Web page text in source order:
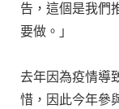
告，這個是我們
要做。」
去年因為疫情導
惜，因此今年參